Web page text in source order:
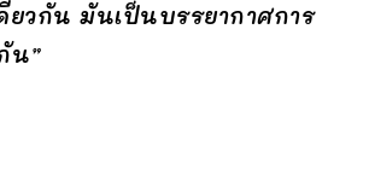
วกัน มันเป็นบรรยากาศการ
น”